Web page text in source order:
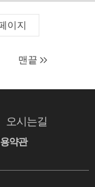
이지
맨끝
오시는길
약관